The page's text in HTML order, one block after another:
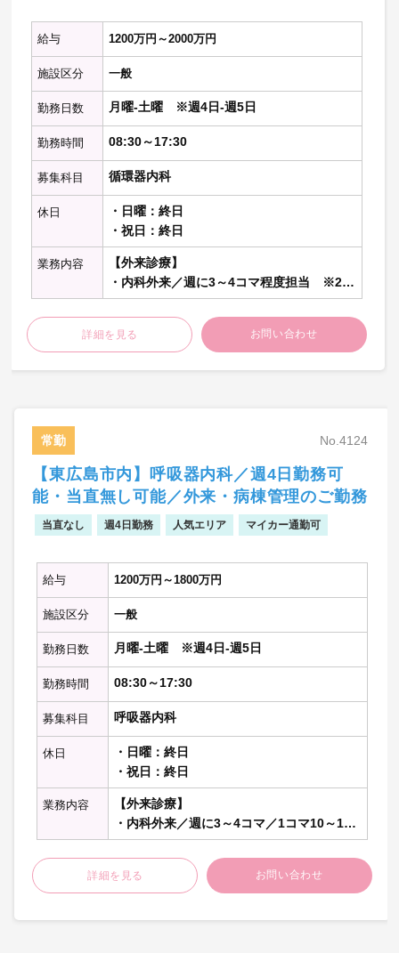
※記載の件数等は目安の数字です
給与 1200万円～2000万円
施設区分 一般
勤務日数 月曜-土曜 ※週4日-週5日
勤務時間 08:30～17:30
募集科目 循環器内科
休日
・日曜：終日
・祝日：終日
業務内容
【外来診療】
・内科外来／週に3～4コマ程度担当 ※20
名程度／コマ
【病棟管理】
救急車・時間外外来の対応
※記載の件数等は目安の数字です
詳細を見る お問い合わせ
常勤 No.4124
【東広島市内】呼吸器内科／週4日勤務可
能・当直無し可能／外来・病棟管理のご勤務
当直なし 週4日勤務 人気エリア マイカー通勤可
給与 1200万円～1800万円
施設区分 一般
勤務日数 月曜-土曜 ※週4日-週5日
勤務時間 08:30～17:30
募集科目 呼吸器内科
休日
・日曜：終日
・祝日：終日
業務内容
【外来診療】
・内科外来／週に3～4コマ／1コマ10～15
名程度担当
【病棟管理】
詳細を見る お問い合わせ